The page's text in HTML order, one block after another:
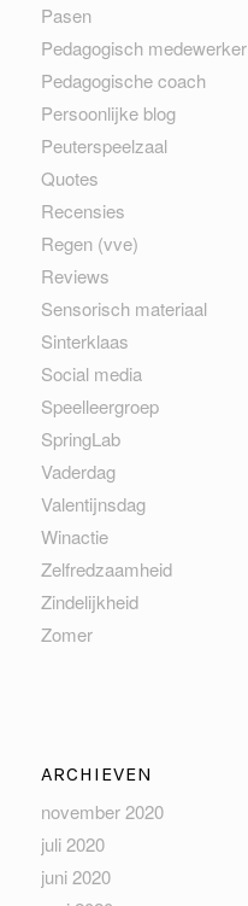
Pasen
Pedagogisch medewerker
Pedagogische coach
Persoonlijke blog
Peuterspeelzaal
Quotes
Recensies
Regen (vve)
Reviews
Sensorisch materiaal
Sinterklaas
Social media
Speelleergroep
SpringLab
Vaderdag
Valentijnsdag
Winactie
Zelfredzaamheid
Zindelijkheid
Zomer
ARCHIEVEN
november 2020
juli 2020
juni 2020